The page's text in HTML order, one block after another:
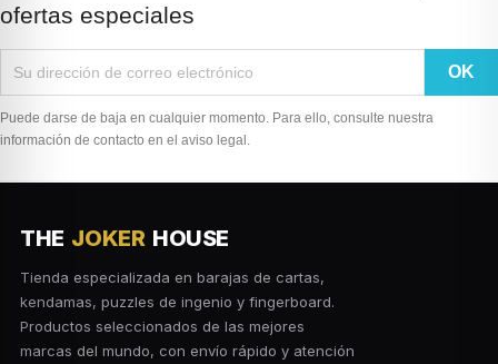
ofertas especiales
Puede darse de baja en cualquier momento. Para ello, consulte nuestra
información de contacto en el aviso legal.
THE JOKER HOUSE
Tienda especializada en barajas de cartas,
kendamas, puzzles de ingenio y fingerboard.
Productos seleccionados de las mejores
marcas del mundo, con envío rápido y atención